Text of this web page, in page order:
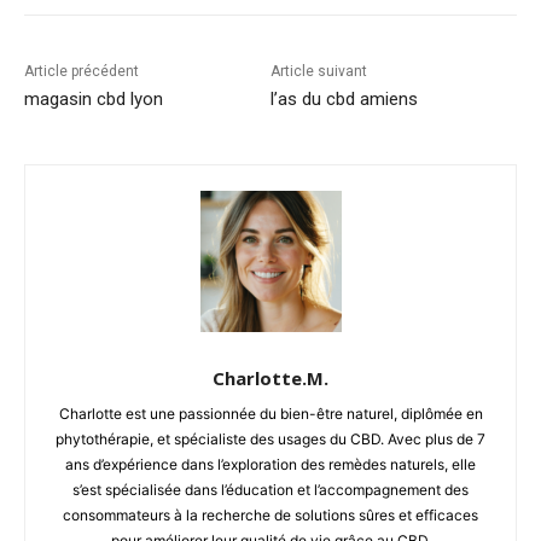
Article précédent
magasin cbd lyon
Article suivant
l’as du cbd amiens
Charlotte.M.
Charlotte est une passionnée du bien-être naturel, diplômée en
phytothérapie, et spécialiste des usages du CBD. Avec plus de 7
ans d’expérience dans l’exploration des remèdes naturels, elle
s’est spécialisée dans l’éducation et l’accompagnement des
consommateurs à la recherche de solutions sûres et efficaces